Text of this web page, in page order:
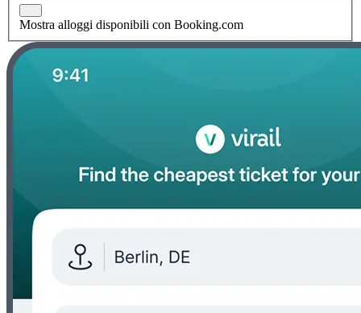
Mostra alloggi disponibili con Booking.com